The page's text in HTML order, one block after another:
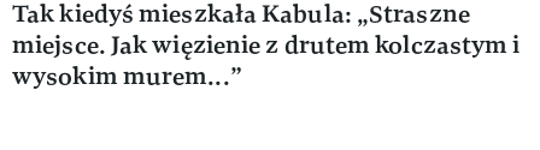
Tak kiedyś mieszkała Kabula: „Straszne
miejsce. Jak więzienie z drutem kolczastym i
wysokim murem...”